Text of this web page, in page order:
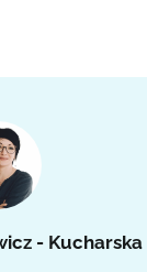
- Kucharska